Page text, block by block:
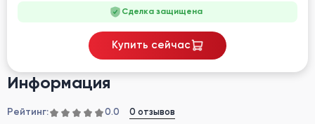
Информация
Рейтинг: 0.0 0 отзывов
Сделка защищена
Купить сейчас